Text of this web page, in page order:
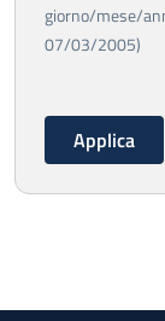
giorno/mese/
07/03/2005)